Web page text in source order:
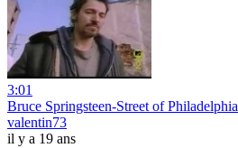
3:01
Bruce Springsteen-Street of Philadelphia
valentin73
il y a 19 ans